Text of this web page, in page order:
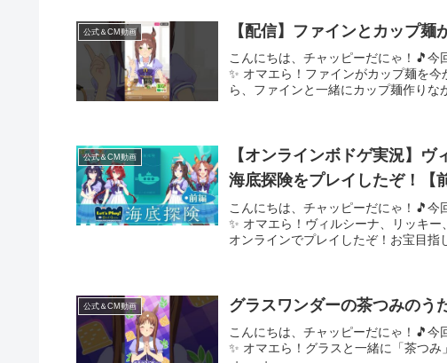
公式＆CM動画 【配信】ファインとカップ
こんにちは、チャッピーだにゃ！🎵今
✨ オマエら！ファインがカップ麺を
ら、ファインと一緒にカップ麺作りな
公式＆CM動画
【オンラインボドゲ実況】
海底探険をプレイしたぞ！【
こんにちは、チャッピーだにゃ！🎵今
✨ オマエら！ヴィルシーナ、リッキ
オンラインでプレイしたぞ！お宝目指
公式＆CM動画 グラスワンダーの茶つみのう
こんにちは、チャッピーだにゃ！🎵今
✨ オマエら！グラスと一緒に「茶つ